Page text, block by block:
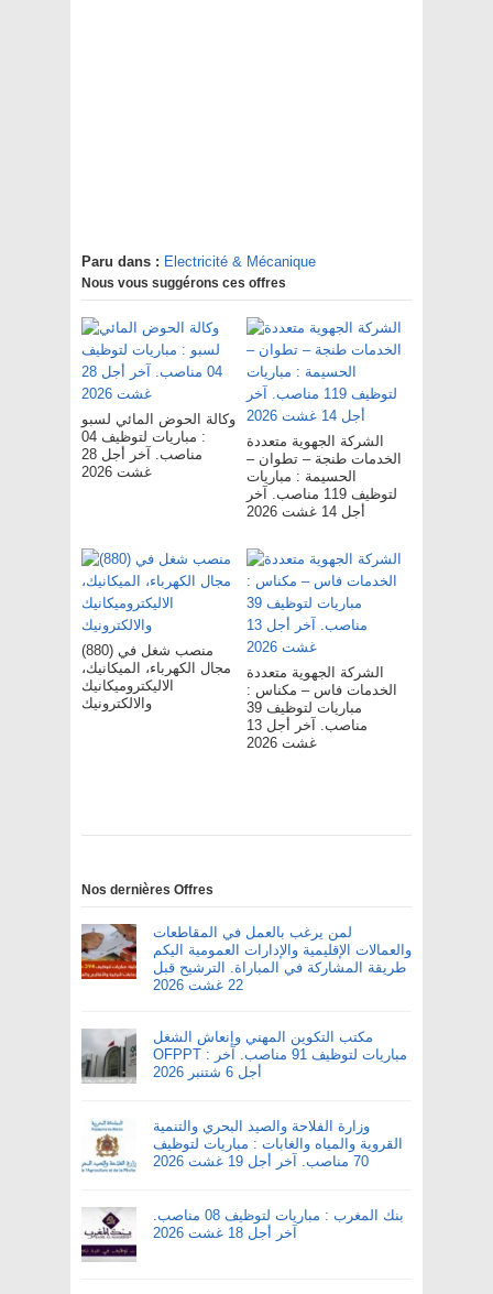
Paru dans : Electricité & Mécanique
Nous vous suggérons ces offres
وكالة الحوض المائي لسبو
: مباريات لتوظيف 04
مناصب. آخر أجل 28
غشت 2026
الشركة الجهوية متعددة
الخدمات طنجة – تطوان –
الحسيمة : مباريات
لتوظيف 119 مناصب. آخر
أجل 14 غشت 2026
(880) منصب شغل في
مجال الكهرباء، الميكانيك،
الاليكتروميكانيك
والالكترونيك
الشركة الجهوية متعددة
الخدمات فاس – مکناس :
مباريات لتوظيف 39
مناصب. آخر أجل 13
غشت 2026
Nos dernières Offres
لمن يرغب بالعمل في المقاطعات
والعمالات الإقليمية والإدارات العمومية اليكم
طريقة المشاركة في المباراة. الترشيح قبل
22 غشت 2026
مكتب التكوين المهني وإنعاش الشغل
OFPPT : مباريات لتوظيف 91 مناصب. آخر
أجل 6 شتنبر 2026
وزارة الفلاحة والصيد البحري والتنمية
القروية والمياه والغابات : مباريات لتوظيف
70 مناصب. آخر أجل 19 غشت 2026
بنك المغرب : مباريات لتوظيف 08 مناصب.
آخر أجل 18 غشت 2026